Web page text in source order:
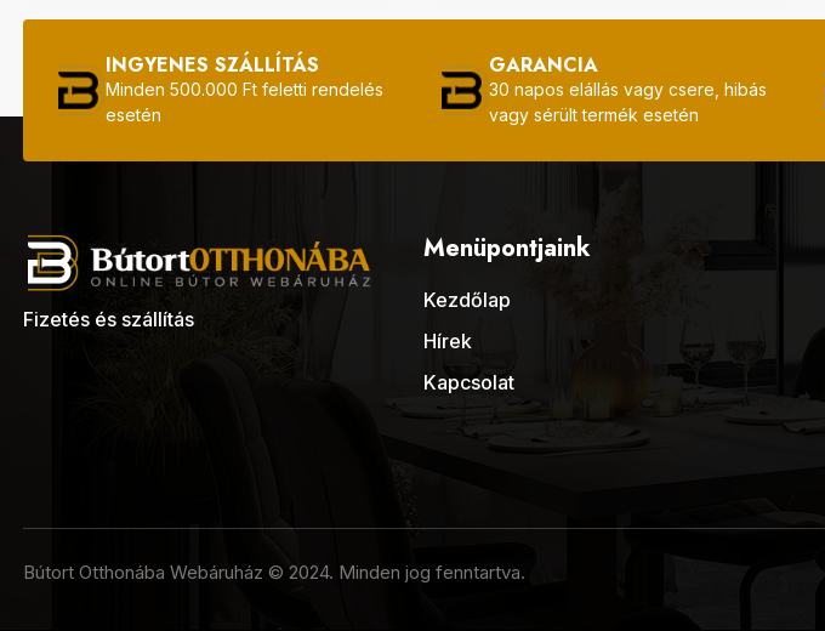
INGYENES SZÁLLÍTÁS
Minden 500.000 Ft feletti rendelés
esetén
GARANCIA
30 napos elállás vagy csere, hibás
vagy sérült termék esetén
Fizetés és szállítás
Menüpontjaink
Kezdőlap
Hírek
Kapcsolat
Bútort Otthonába Webáruház © 2024. Minden jog fenntartva.